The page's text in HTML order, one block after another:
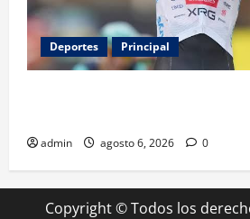
Deportes Principal
admin agosto 6, 2026 0
Copyright © Todos los